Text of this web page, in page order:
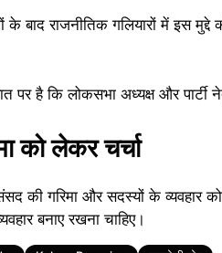
के बाद राजनीतिक गलियारों में इस
पर है कि लोकसभा अध्यक्ष और पार्टी
को लेकर चर्चा
की गरिमा और सदस्यों के
बनाए रखना चाहिए।